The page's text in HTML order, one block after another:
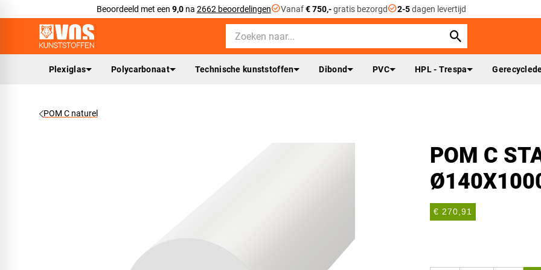
Beoordeeld met een 9,0na 2662 beoordelingencheck_circleVanaf€ 750,-gratis bezorgdcheck_circle2-5dagen levertijd
Plexiglas Polycarbonaat Technische kunststoffen Dibond PVC HPL - Trespa
POM C naturel
POM C
€ 270,91